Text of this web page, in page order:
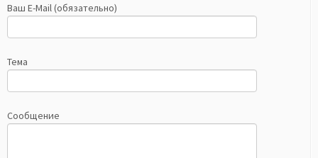
Ваш E-Mail (обязательно)
Тема
Сообщение